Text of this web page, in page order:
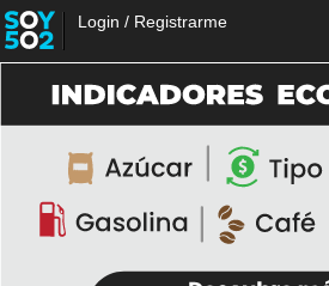
Login / Registrarme